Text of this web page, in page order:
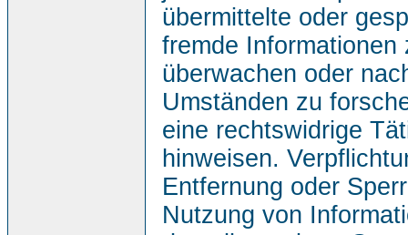
übermittelte oder
fremde Informationen
überwachen oder
Umständen zu
eine rechtswidrige
hinweisen.
Entfernung oder
Nutzung von